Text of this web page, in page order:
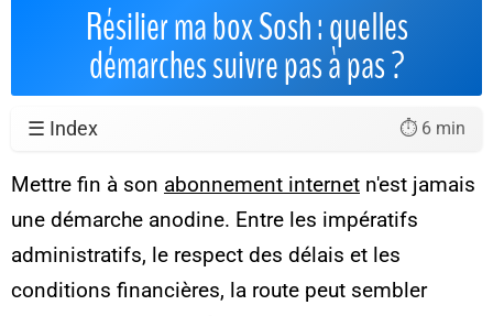
Résilier ma box Sosh : quelles
démarches suivre pas à pas ?
☰ Index ⏱️ 6 min
Mettre fin à son abonnement internet n'est jamais
une démarche anodine. Entre les impératifs
administratifs, le respect des délais et les
conditions financières, la route peut sembler